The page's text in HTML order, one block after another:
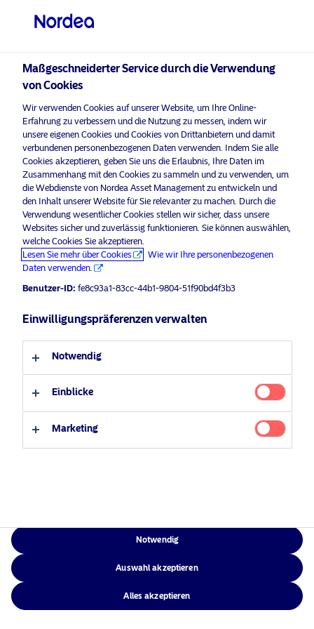
Bitte wählen Sie Ihr Anlegerprofil
aus
Land
Deutschland
Sprache
Deutsch
Professioneller Anleger
Nordea Asset Management ist einer der größten Asset
Manager in den nordischen Ländern und verfügt über
eine globale Präsenz in Europa, Amerika und Asien.
Risikohinweise
Home
Über uns
Verantwortungsbewusste
Investments
News
Kontakt
Datenschutzerklärung
Zugänglichkeit
©2026 – Nordea Asset Management – alle Rechte vorbehalten
Maßgeschneiderter Service durch die Verwendung
von Cookies
Wir verwenden Cookies auf unserer Website, um Ihre Online-
Erfahrung zu verbessern und die Nutzung zu messen, indem wir
unsere eigenen Cookies und Cookies von Drittanbietern und damit
verbundenen personenbezogenen Daten verwenden. Indem Sie alle
Cookies akzeptieren, geben Sie uns die Erlaubnis, Ihre Daten im
Zusammenhang mit den Cookies zu sammeln und zu verwenden, um
die Webdienste von Nordea Asset Management zu entwickeln und
den Inhalt unserer Website für Sie relevanter zu machen. Durch die
Verwendung wesentlicher Cookies stellen wir sicher, dass unsere
Websites sicher und zuverlässig funktionieren. Sie können auswählen,
welche Cookies Sie akzeptieren.
Lesen Sie mehr über Cookies
Wie wir Ihre personenbezogenen
Daten verwenden.
Benutzer-ID: fe8c93a1-83cc-44b1-9804-51f90bd4f3b3
Einwilligungspräferenzen verwalten
Notwendig
Einblicke
Marketing
Notwendig
Auswahl akzeptieren
Alles akzeptieren